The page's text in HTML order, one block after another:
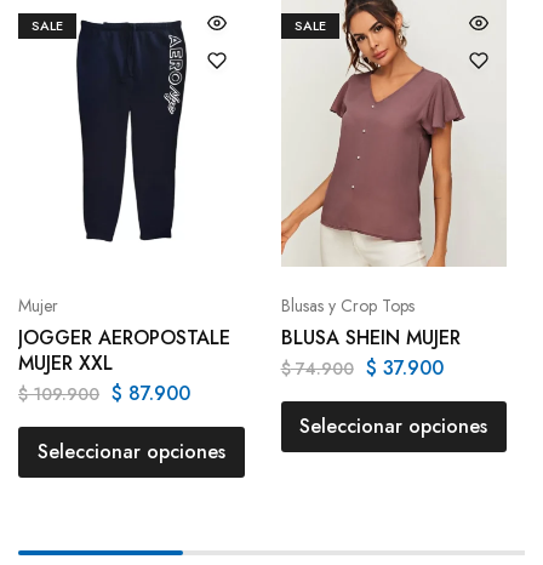
SALE
Mujer
JOGGER AEROPOSTALE
MUJER XXL
$109.900 $ 87.900
Seleccionar opciones
SALE
Blusas y Crop Tops
BLUSA SHEIN MUJER
$74.900 $ 37.900
Seleccionar opciones